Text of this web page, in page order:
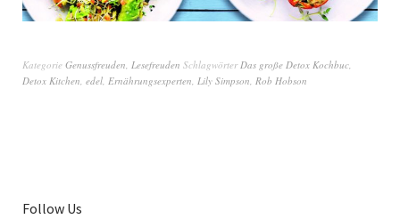
Kategorie Genussfreuden, Lesefreuden SchlagwörterDas große Detox Kochbuc,
Detox Kitchen, edel, Ernährungsexperten, Lily Simpson, Rob Hobson
Follow Us